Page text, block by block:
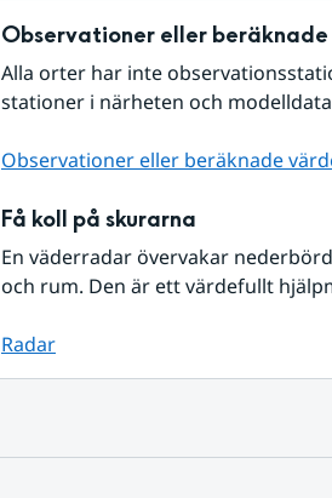
Observationer eller
Alla orter har inte
stationer i närheten och
Observationer eller beräknade
Få koll på skurarna
En väderradar övervakar
och rum. Den är ett värdefullt
Radar